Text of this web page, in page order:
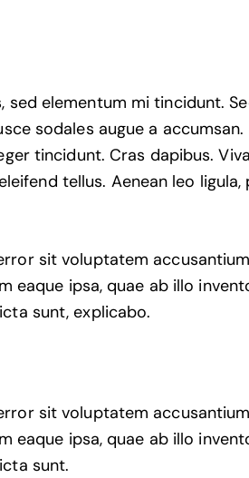
sed elementum mi tincidunt.
sodales augue a accumsan.
tincidunt. Cras dapibus.
tellus. Aenean leo
sit voluptatem accusantium
eaque ipsa, quae ab illo
sunt, explicabo.
sit voluptatem accusantium
eaque ipsa, quae ab illo
sunt.